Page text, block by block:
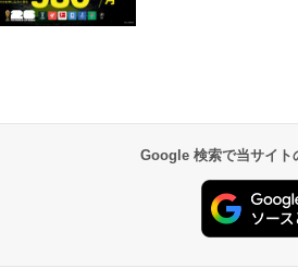
Google 検索で当サイト